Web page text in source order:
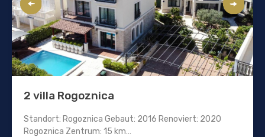
2 villa Rogoznica
Standort: Rogoznica Gebaut: 2016 Renoviert: 2020
Rogoznica Zentrum: 15 km…